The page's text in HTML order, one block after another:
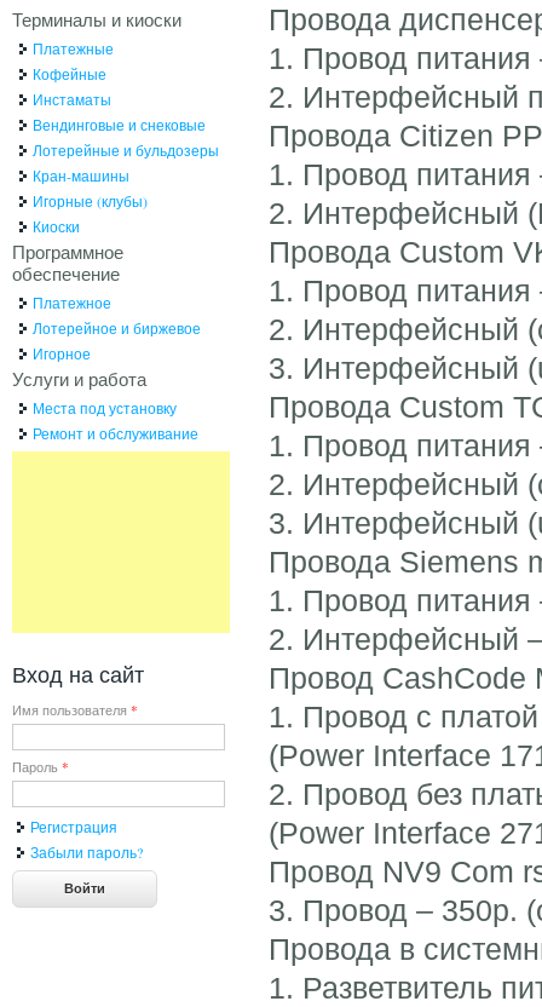
Провода
1. Провод
2. Интерфейсный
Провода Citizen
1. Провод
2. Интерфейсный
Провода Custom
1. Провод
2. Интерфейсный
3. Интерфейсный
Провода Custom
1. Провод
2. Интерфейсный
3. Интерфейсный
Провода Siemens
1. Провод
2. Интерфейсный
Провод CashCode
1. Провод c
(Power Interface
2. Провод без
(Power Interface
Провод NV9 Com
3. Провод – 350р.
Провода в
1. Разветвитель
Терминалы и киоски
Платежные
Кофейные
Инстаматы
Вендинговые и снековые
Лотерейные и бульдозеры
Кран-машины
Игорные (клубы)
Киоски
Программное
обеспечение
Платежное
Лотерейное и биржевое
Игорное
Услуги и работа
Места под установку
Ремонт и обслуживание
Вход на сайт
Имя пользователя *
Пароль *
Регистрация
Забыли пароль?